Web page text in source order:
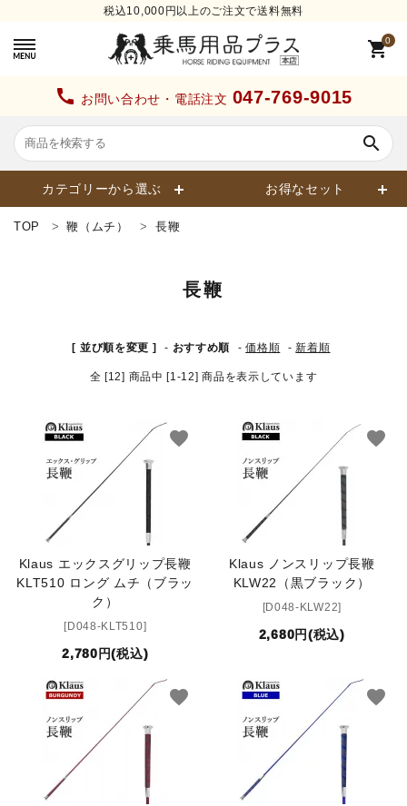
税込10,000円以上のご注文で送料無料
0
shopping_cart
call お問い合わせ・電話注文 047-769-9015
search
カテゴリーから選ぶ お得なセット
ヘルメット
キュロット・ズボン
プロテクターベスト
ブーツ・ブーツバッグ
ハーフチャップス・靴下
拍車・拍車ベルト
手袋（グローブ）
乗馬ウェア・下着・雨具
TOP 鞭（ムチ） 長鞭
長鞭
[ 並び順を変更 ] - おすすめ順 -価格順 -新着順
全 [12] 商品中 [1-12] 商品を表示しています
Klaus エックスグリップ長鞭
KLT510 ロング ムチ（ブラッ
ク）
[D048-KLT510]
2,780円(税込)
favorite
Klaus ノンスリップ長鞭
KLW22（黒ブラック）
[D048-KLW22]
2,680円(税込)
favorite
favorite favorite